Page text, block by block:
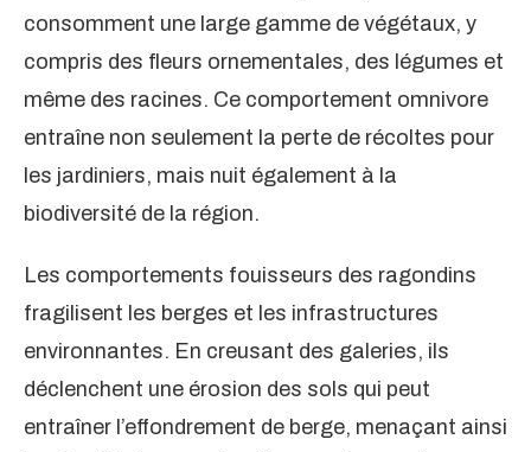
consomment une large gamme de végétaux, y
compris des fleurs ornementales, des légumes et
même des racines. Ce comportement omnivore
entraîne non seulement la perte de récoltes pour
les jardiniers, mais nuit également à la
biodiversité de la région.
Les comportements fouisseurs des ragondins
fragilisent les berges et les infrastructures
environnantes. En creusant des galeries, ils
déclenchent une érosion des sols qui peut
entraîner l’effondrement de berge, menaçant ainsi